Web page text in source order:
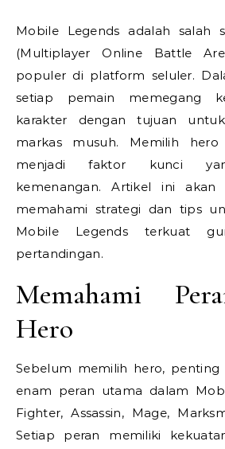
Mobile Legends adalah salah satu game MOBA
(Multiplayer Online Battle
populer di platform seluler.
setiap pemain memegang
karakter dengan tujuan
markas musuh. Memilih
menjadi faktor kunci
kemenangan. Artikel ini akan
memahami strategi dan tips
Mobile Legends terkuat
pertandingan.
Memahami
Hero
Sebelum memilih hero,
enam peran utama dalam
Fighter, Assassin, Mage,
Setiap peran memiliki